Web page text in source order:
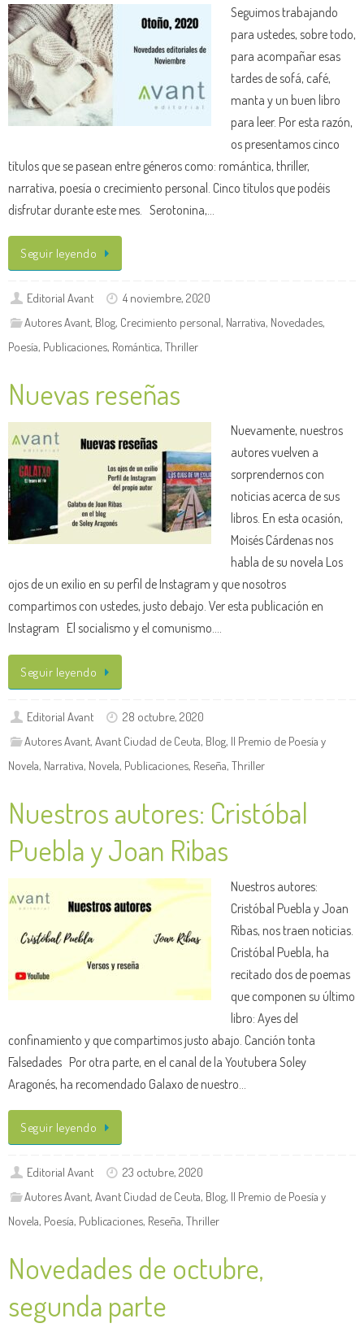
Seguimos trabajando
para ustedes, sobre todo,
para acompañar esas
tardes de sofá, café,
manta y un buen libro
para leer. Por esta razón,
os presentamos cinco
títulos que se pasean entre géneros como: romántica, thriller,
narrativa, poesía o crecimiento personal. Cinco títulos que podéis
disfrutar durante este mes. Serotonina,…
Seguir leyendo
Editorial Avant
4 noviembre, 2020
Autores Avant, Blog, Crecimiento personal, Narrativa, Novedades,
Poesía, Publicaciones, Romántica, Thriller
Nuevas reseñas
Nuevamente, nuestros
autores vuelven a
sorprendernos con
noticias acerca de sus
libros. En esta ocasión,
Moisés Cárdenas nos
habla de su novela Los
ojos de un exilio en su perfil de Instagram y que nosotros
compartimos con ustedes, justo debajo. Ver esta publicación en
Instagram El socialismo y el comunismo.…
Seguir leyendo
Editorial Avant
28 octubre, 2020
Autores Avant,Avant Ciudad de Ceuta, Blog, II Premio de Poesía y
Novela, Narrativa, Novela, Publicaciones, Reseña, Thriller
Nuestros autores: Cristóbal
Puebla y Joan Ribas
Nuestros autores:
Cristóbal Puebla y Joan
Ribas, nos traen noticias.
Cristóbal Puebla, ha
recitado dos de poemas
que componen su último
libro: Ayes del
confinamiento y que compartimos justo abajo. Canción tonta
Falsedades Por otra parte, en el canal de la Youtubera Soley
Aragonés, ha recomendado Galaxo de nuestro…
Seguir leyendo
Editorial Avant
23 octubre, 2020
Autores Avant,Avant Ciudad de Ceuta, Blog, II Premio de Poesía y
Novela, Poesía, Publicaciones, Reseña, Thriller
Novedades de octubre,
segunda parte